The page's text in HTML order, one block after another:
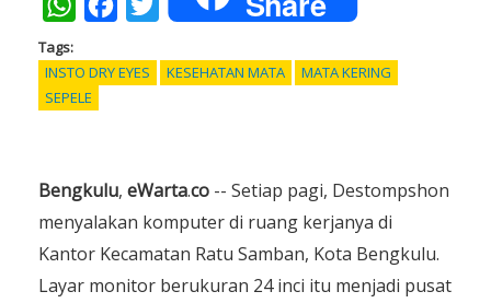
Tags
INSTO DRY EYES
KESEHATAN MATA
MATA KERING
SEPELE
Bengkulu, eWarta.co -- Setiap pagi, Destompshon
menyalakan komputer di ruang kerjanya di
Kantor Kecamatan Ratu Samban, Kota Bengkulu.
Layar monitor berukuran 24 inci itu menjadi pusat